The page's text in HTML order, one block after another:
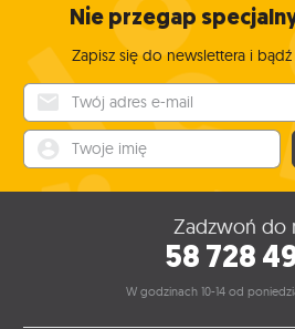
Nie przegap
Zapisz się do newslettera i
Zadzwoń do
58 728
W godzinach 10-14 od